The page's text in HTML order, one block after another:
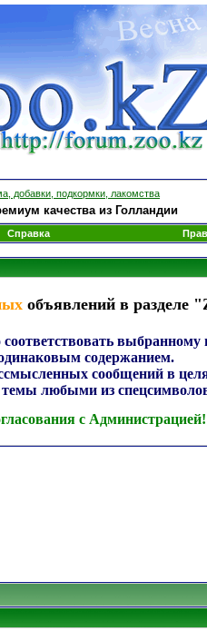
добавки, подкормки, лакомства
качества из Голландии
Справка
объявлений в разделе
выбранному
содержанием.
сообщений в
любыми из
с Администрацией!